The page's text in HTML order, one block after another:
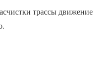
трассы движение